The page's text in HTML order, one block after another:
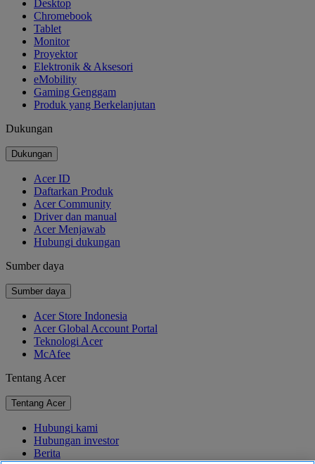
Desktop
Chromebook
Tablet
Monitor
Proyektor
Elektronik & Aksesori
eMobility
Gaming Genggam
Produk yang Berkelanjutan
Dukungan
Dukungan
Acer ID
Daftarkan Produk
Acer Community
Driver dan manual
Acer Menjawab
Hubungi dukungan
Sumber daya
Sumber daya
Acer Store Indonesia
Acer Global Account Portal
Teknologi Acer
McAfee
Tentang Acer
Tentang Acer
Hubungi kami
Hubungan investor
Berita